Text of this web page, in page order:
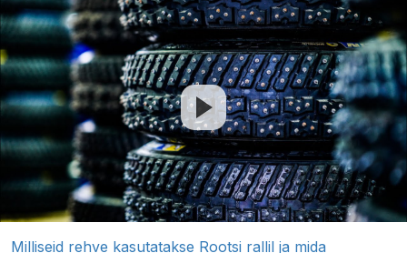
Milliseid rehve kasutatakse Rootsi rallil ja mida